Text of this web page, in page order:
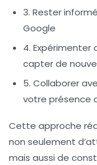
3. Rester
Google
4.
capter de
5. Collaborer
votre présence
Cette approche
non seulement
mais aussi de